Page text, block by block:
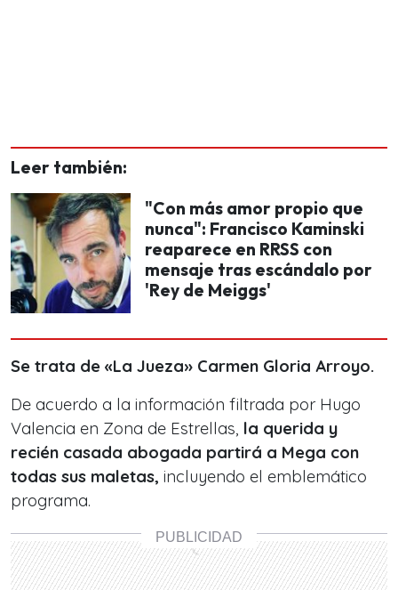
Leer también:
"Con más amor propio que
nunca": Francisco Kaminski
reaparece en RRSS con
mensaje tras escándalo por
'Rey de Meiggs'
Se trata de «La Jueza» Carmen Gloria Arroyo.
De acuerdo a la información filtrada por Hugo
Valencia en Zona de Estrellas, la querida y
recién casada abogada partirá a Mega con
todas sus maletas, incluyendo el emblemático
programa.